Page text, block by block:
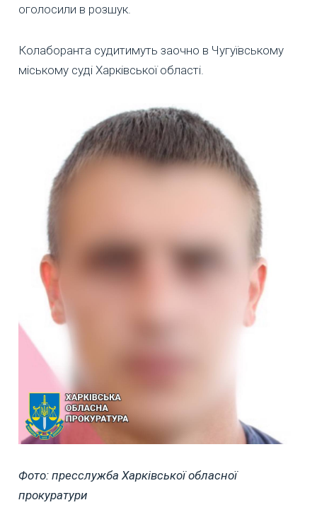
оголосили в розшук.
Колаборанта судитимуть заочно в Чугуївському
міському суді Харківської області.
Фото: пресслужба Харківської обласної
прокуратури